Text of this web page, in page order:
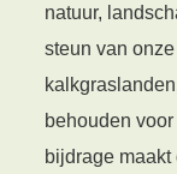
natuur,
steun van
behouden
bijdrage maakt